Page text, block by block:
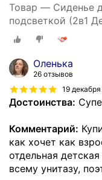
Товар — Сиденье
подсветкой (2в1
158 мм, Длинна
Оленька
26 отзывов
19
Достоинства:
Комментарий:
как хочет как
отдельная
всему унитазу,